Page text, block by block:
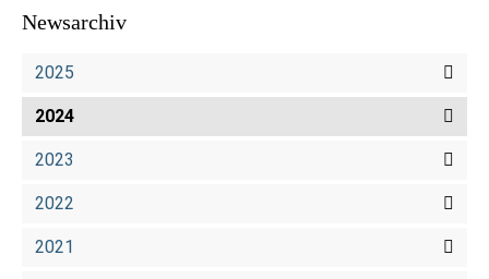
Newsarchiv
2025
2024
2023
2022
2021